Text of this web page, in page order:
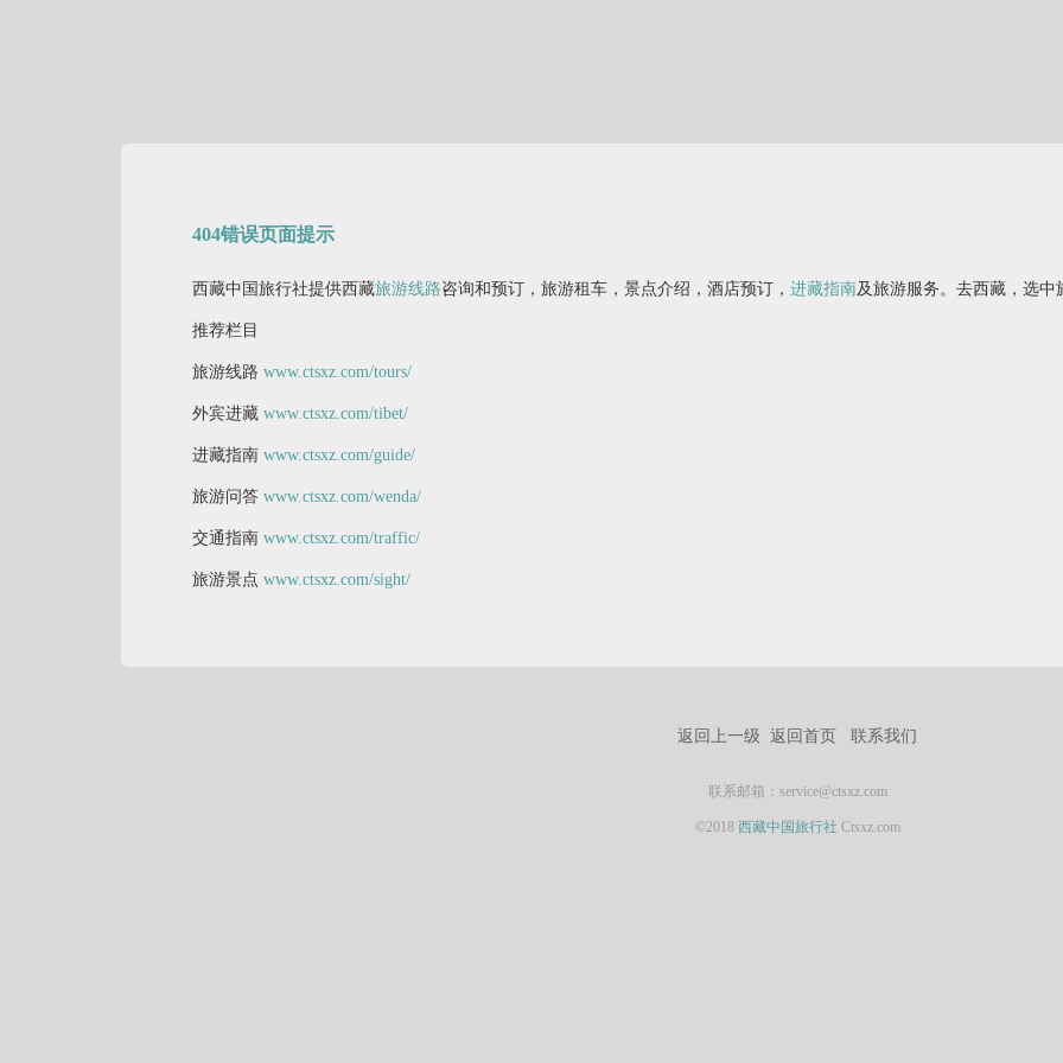
404错误页面提示
西藏中国旅行社提供西藏旅游线路咨询和预订，旅游租车，景点介绍，酒店预订， 进藏指南及旅游服务。去西藏，选中
推荐栏目
旅游线路 www.ctsxz.com/tours/
外宾进藏 www.ctsxz.com/tibet/
进藏指南 www.ctsxz.com/guide/
旅游问答 www.ctsxz.com/wenda/
交通指南 www.ctsxz.com/traffic/
旅游景点 www.ctsxz.com/sight/
返回上一级 返回首页 联系我们
联系邮箱：service@ctsxz.com
©2018 西藏中国旅行社 Ctsxz.com